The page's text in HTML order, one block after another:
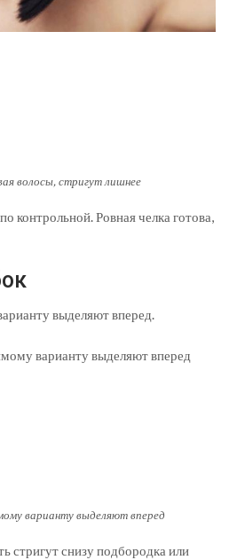
волосы, стригут лишнее
контрольной. Ровная челка готова,
выделяют вперед.
варианту выделяют вперед
стригут снизу подбородка или